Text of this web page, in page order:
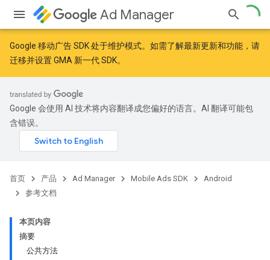
Ad Manager
Google 移动广告 SDK 处于维护模式。如需了解最新更新和功能，请
迁移并设置 GMA 新一代 SDK。
Google 会使用 AI 技术将内容翻译成您偏好的语言。AI 翻译可能包
含错误。
首页 产品 Ad Manager Mobile Ads SDK
Android
参考文档
本页内容
摘要
公共方法